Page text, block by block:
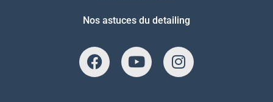
Nos astuces du detailing